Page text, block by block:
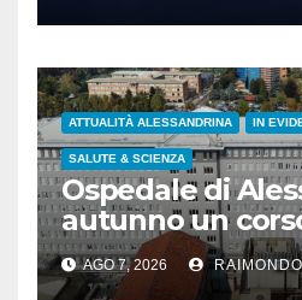
ATTUALITÀ ALESSANDRINA IN
SALUTE & SCIENZA
Ospedale di
autunno un
infermieri e OSS
sull’assistenza
AGO 7, 2026